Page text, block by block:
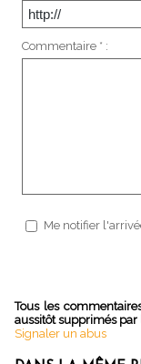
Commentaire * :
Me notifier
Tous les
aussitôt supprimés
Signaler un abus